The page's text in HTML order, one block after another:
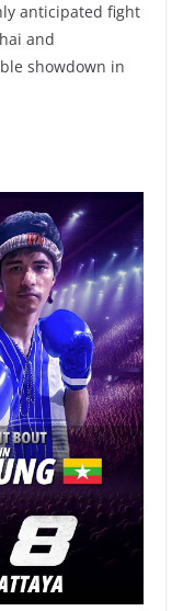
anticipated fight
and
showdown in